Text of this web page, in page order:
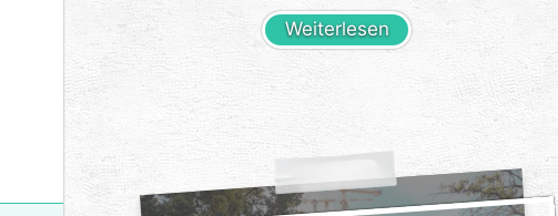
Weiterlesen